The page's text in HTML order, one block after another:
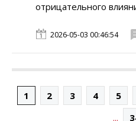
отрицательного
2026-05-03 00:46:54
1 2 3 4 5
...